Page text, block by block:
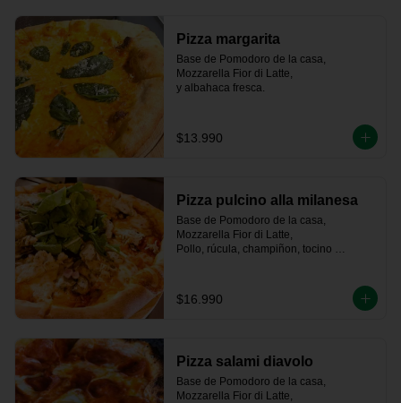
Pizza margarita
Base de Pomodoro de la casa,
Mozzarella Fior di Latte,
y albahaca fresca.
$13.990
Pizza pulcino alla milanesa
Base de Pomodoro de la casa,
Mozzarella Fior di Latte,
Pollo, rúcula, champiñon, tocino
$16.990
Pizza salami diavolo
Base de Pomodoro de la casa,
Mozzarella Fior di Latte,